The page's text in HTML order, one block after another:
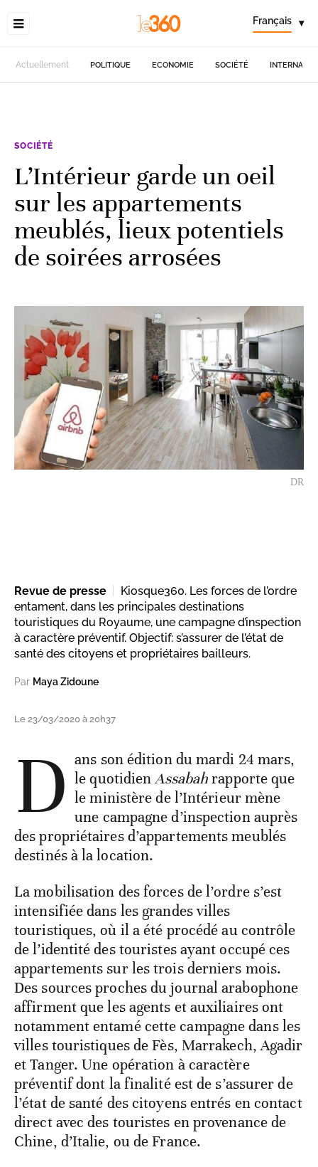
Français ▾
Actuellement POLITIQUE ECONOMIE SOCIÉTÉ
SOCIÉTÉ
L’Intérieur garde un oeil
sur les appartements
meublés, lieux potentiels
de soirées arrosées
DR
Revue de presse
Kiosque360. Les forces de l’ordre
entament, dans les principales destinations
touristiques du Royaume, une campagne d’inspection
à caractère préventif. Objectif: s’assurer de l’état de
santé des citoyens et propriétaires bailleurs.
Par Maya Zidoune
Le 23/03/2020 à 20h37
D ans son édition du mardi 24 mars,
le quotidienAssabahrapporte que
le ministère de l’Intérieur mène
une campagne d’inspection auprès
des propriétaires d’appartements meublés
destinés à la location.
La mobilisation des forces de l’ordre s’est
intensifiée dans les grandes villes
touristiques, où il a été procédé au contrôle
de l’identité des touristes ayant occupé ces
appartements sur les trois derniers mois.
Des sources proches du journal arabophone
affirment que les agents et auxiliaires ont
notamment entamé cette campagne dans les
villes touristiques de Fès, Marrakech, Agadir
et Tanger. Une opération à caractère
préventif dont la finalité est de s’assurer de
l’état de santé des citoyens entrés en contact
direct avec des touristes en provenance de
Chine, d’Italie, ou de France.